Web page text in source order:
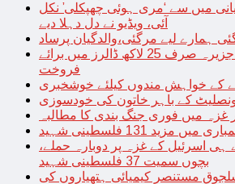
میں سے ‘مری ہوئی چھپکلی’ نکل
آئی، ویڈیو نے دل دہلا دیے
ہمارے لیے مرگئی،والدگیان پرساد
امریکا میں خوبصورت جزیرہ صرف 25 لاکھ ڈالرز میں برائے
فروخت
کے خواہش مندوں کیلئے خوشخبری
قونصلیٹ کے باہر خاتون کی خودسوزی
غزہ میں فوری جنگ بندی کا مطالبہ
131 فلسطینی شہید
ہی اسرئیل کے غزہ پر دوبارہ حملے،
بچوں سمیت 37 فلسطینی شہید
مستنصر کیمیائی ہتھیاروں کی